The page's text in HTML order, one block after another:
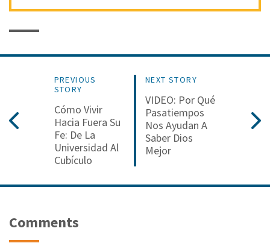
PREVIOUS
STORY
Cómo Vivir
Hacia Fuera Su
Fe: De La
Universidad Al
Cubículo
NEXT STORY
VIDEO: Por Qué
Pasatiempos
Nos Ayudan A
Saber Dios
Mejor
Comments